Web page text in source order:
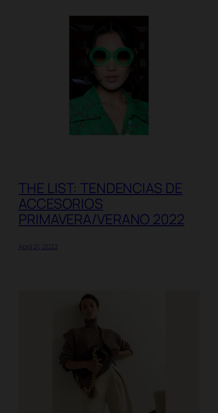
THE LIST: TENDENCIAS DE
ACCESORIOS
PRIMAVERA/VERANO 2022
April 21, 2022